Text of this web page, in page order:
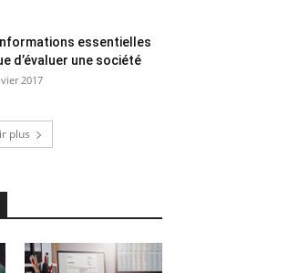
essentielles
d’évaluer une société
2017
plus